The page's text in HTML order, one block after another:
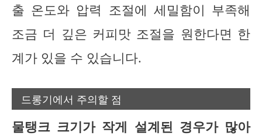
출 온도와 압력 조절에 세밀함이 부족해
조금 더 깊은 커피맛 조절을 원한다면 한
계가 있을 수 있습니다.
드롱기에서 주의할 점
물탱크 크기가 작게 설계된 경우가 많아